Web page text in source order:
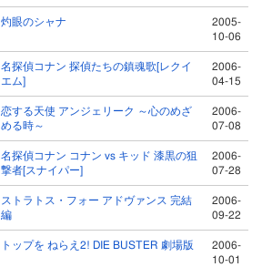
灼眼のシャナ
2005-
10-06
名探偵コナン 探偵たちの鎮魂歌[レクイ
エム]
2006-
04-15
恋する天使 アンジェリーク ～心のめざ
める時～
2006-
07-08
名探偵コナン コナン vs キッド 漆黒の狙
撃者[スナイパー]
2006-
07-28
ストラトス・フォー アドヴァンス 完結
編
2006-
09-22
トップを ねらえ2! DIE BUSTER 劇場版
2006-
10-01